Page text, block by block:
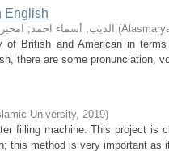
English
الديب, أسماء احمد; (
British and American in terms
there are some pronunciation,
University, 2019)
filling machine. This project is
this method is very important as